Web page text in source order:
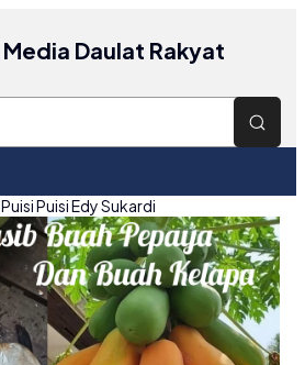
Media Daulat Rakyat
Puisi Puisi Edy Sukardi